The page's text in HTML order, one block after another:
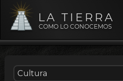
LA TIERRA
COMO LO CONOCEMOS